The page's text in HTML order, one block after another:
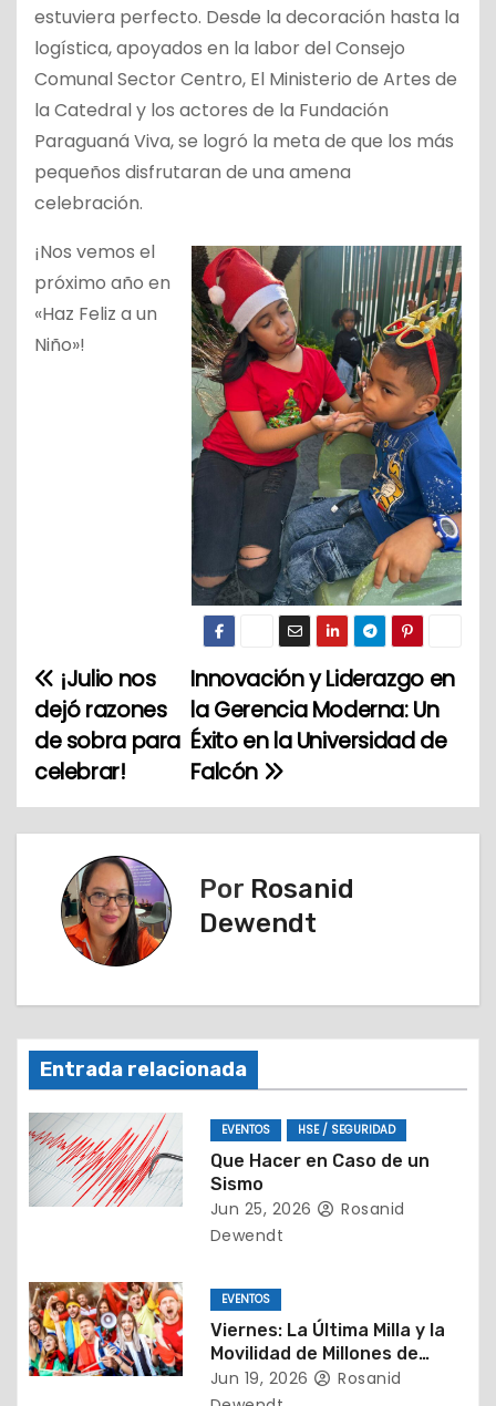
estuviera perfecto. Desde la decoración hasta la
logística, apoyados en la labor del Consejo
Comunal Sector Centro, El Ministerio de Artes de
la Catedral y los actores de la Fundación
Paraguaná Viva, se logró la meta de que los más
pequeños disfrutaran de una amena
celebración.
¡Nos vemos el
próximo año en
«Haz Feliz a un
Niño»!
N
a
v
e
i
ó
n
d
e
n
t
r
Innovación y Liderazgo en
la Gerencia Moderna: Un
Éxito en la Universidad de
Falcón
¡Julio nos
dejó razones
de sobra para
celebrar!
Por Rosanid
Dewendt
Entrada relacionada
EVENTOS HSE / SEGURIDAD
Que Hacer en Caso de un
Sismo
Jun 25, 2026
Rosanid
Dewendt
EVENTOS
Viernes: La Última Milla y la
Movilidad de Millones de
Almas
Jun 19, 2026
Rosanid